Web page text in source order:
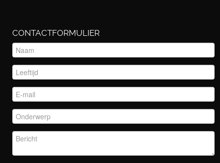
CONTACTFORMULIER